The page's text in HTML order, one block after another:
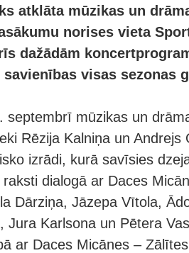
atklāta mūzikas un
norises vieta
dažādām
visas sezonas
septembrī mūzikas un
Rēzija Kalniņa un Andrejs
izrādi, kurā savīsies
dialogā ar Daces
Dārziņa, Jāzepa Vītola,
Jura Karlsona un Pētera
ar Daces Micānes –